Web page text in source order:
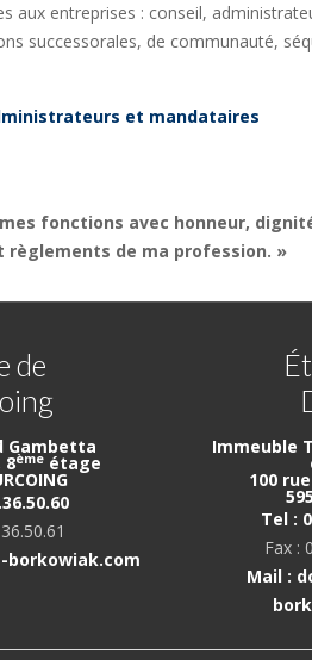
aux entreprises : conseil,
successorales, de communauté,
et mandataires
mes fonctions avec honneur,
règlements de ma profession. »
de
Gambetta
8ème étage
borkowiak.com
Immeuble
100
Tel :
Fax :
Mail :